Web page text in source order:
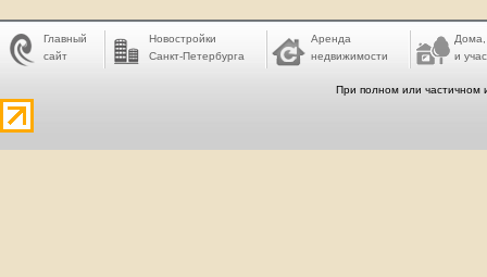
Главный
сайт
Новостройки
Санкт-Петербурга
Аренда
недвижимости
Дома,
и
При полном или частичном